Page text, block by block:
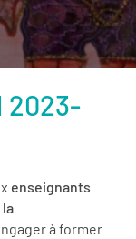
2023-
enseignants
à former